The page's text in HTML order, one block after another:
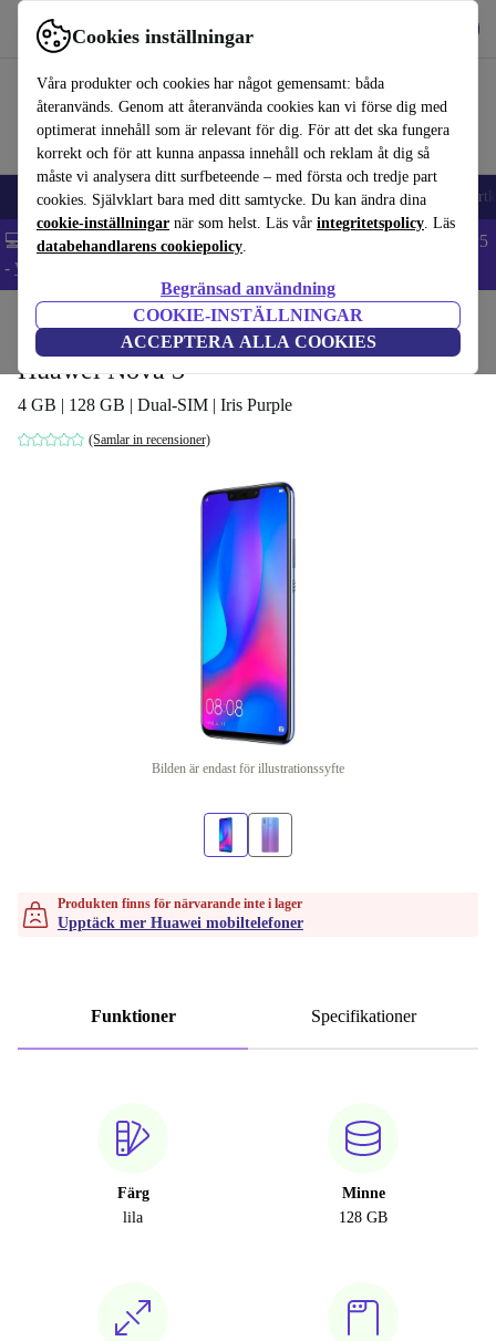
Cookies inställningar
Våra produkter och cookies har något gemensamt: båda
återanvänds. Genom att återanvända cookies kan vi förse dig med
optimerat innehåll som är relevant för dig. För att det ska fungera
korrekt och för att kunna anpassa innehåll och reklam åt dig så
måste vi analysera ditt surfbeteende – med första och tredje part
cookies. Självklart bara med ditt samtycke. Du kan ändra dina
cookie-inställningar när som helst. Läs vår integritetspolicy. Läs
databehandlarens cookiepolicy.
Begränsad användning
COOKIE-INSTÄLLNINGAR
ACCEPTERA ALLA COOKIES
Använd refurbed snabbt och enkelt
🎒 Back to school Mobiltelefoner Bärbara datorer Surfplattor
💻 Extra 5% rabatt på alla MacBooks och laptops - Code: LAPTOP5
- Villkor
Mobiltelefoner & Smartphones Huawei mobiltelefoner
Huawei Nova 3
4 GB | 128 GB | Dual-SIM | Iris Purple
(Samlar in recensioner)
Bilden är endast för illustrationssyfte
Produkten finns för närvarande inte i lager
Upptäck mer Huawei mobiltelefoner
Funktioner Specifikationer
Färg
lila
Minne
128 GB